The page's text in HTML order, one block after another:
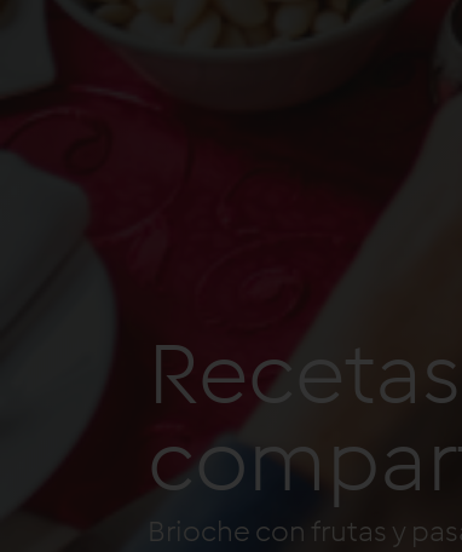
Brioche con frutas y